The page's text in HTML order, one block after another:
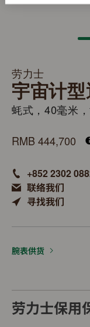
劳力士
宇宙计
蚝式，40毫米
RMB 444,700
+852 2302
联络我们
寻找我们
腕表供货
劳力士保用